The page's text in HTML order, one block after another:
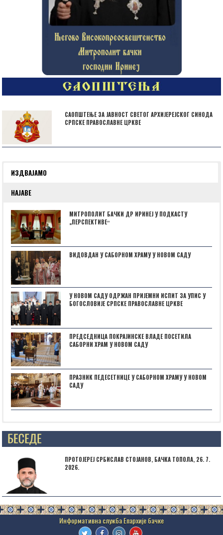
САОПШТЕЊЕ ЗА ЈАВНОСТ СВЕТОГ АРХИЈЕРЕЈСКОГ СИНОДА
СРПСКЕ ПРАВОСЛАВНЕ ЦРКВЕ
ИЗДВАЈАМО
НАЈАВЕ
МИТРОПОЛИТ БАЧКИ ДР ИРИНЕЈ У ПОДКАСТУ
„ПЕРСПЕКТИВЕˮ
ВИДОВДАН У САБОРНОМ ХРАМУ У НОВОМ САДУ
У НОВОМ САДУ ОДРЖАН ПРИЈЕМНИ ИСПИТ ЗА УПИС У
БОГОСЛОВИЈЕ СРПСКЕ ПРАВОСЛАВНЕ ЦРКВЕ
ПРЕДСЕДНИЦА ПОКРАЈИНСКЕ ВЛАДЕ ПОСЕТИЛА
САБОРНИ ХРАМ У НОВОМ САДУ
ПРАЗНИК ПЕДЕСЕТНИЦЕ У САБОРНОМ ХРАМУ У НОВОМ
САДУ
Posts not found
ПРОТОЈЕРЕЈ СРБИСЛАВ СТОЈАНОВ, БАЧКА ТОПОЛА, 26. 7.
2026.